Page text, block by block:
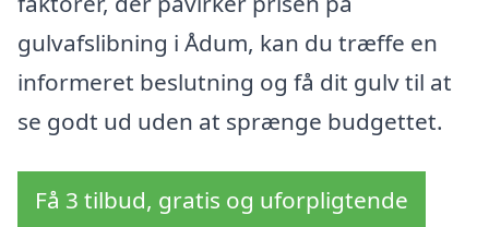
gulvafslibning i Ådum, kan du træffe en
informeret beslutning og få dit gulv til at
se godt ud uden at sprænge budgettet.
Få 3 tilbud, gratis og uforpligtende